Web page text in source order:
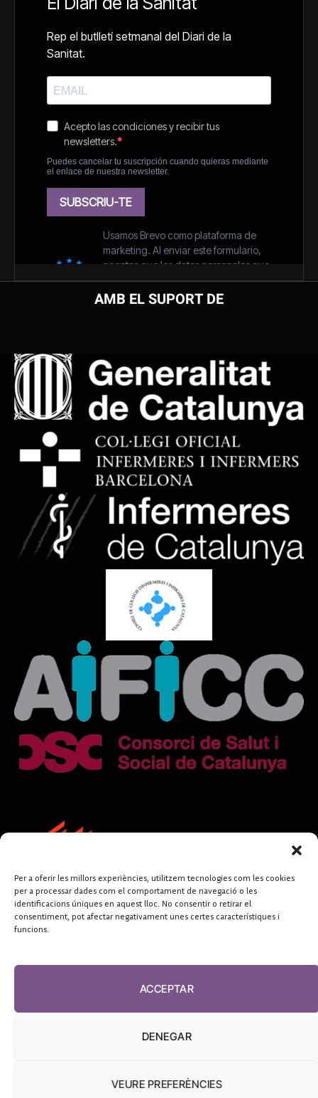
Per a oferir les millors experiències, utilitzem tecnologies com les cookies
per a processar dades com el comportament de navegació o les
identificacions úniques en aquest lloc. No consentir o retirar el
consentiment, pot afectar negativament unes certes característiques i
funcions.
ACCEPTAR
DENEGAR
VEURE PREFERÈNCIES
AMB EL SUPORT DE
FUNDACIÓ